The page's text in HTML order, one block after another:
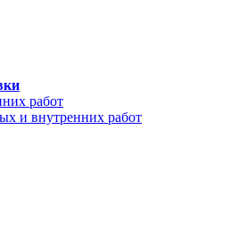
работ
и внутренних работ